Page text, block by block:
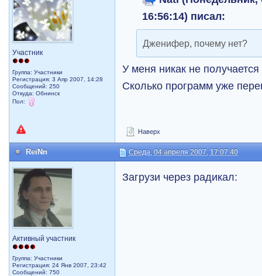
Участник
Группа: Участники
Регистрация: 3 Апр 2007, 14:28
Сообщений: 250
Откуда: Обнинск
Пол:
16:56:14) писал:
Дженифер, почему нет?
У меня никак не
Сколько программ уже
Наверх
ReiNn Среда, 04 апреля 2007, 17:07:40
Активный участник
Группа: Участники
Регистрация: 24 Янв 2007, 23:42
Сообщений: 750
Загрузи через радикал: